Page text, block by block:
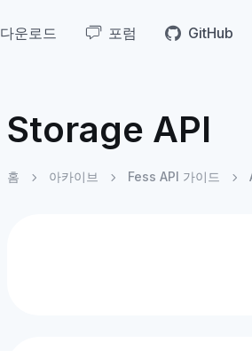
다운로드 포럼 GitHub
Storage API
홈 아카이브 Fess API 가이드